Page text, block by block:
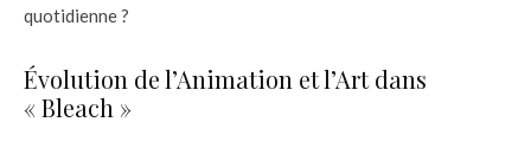
quotidienne ?
Évolution de l’Animation et l’Art dans
« Bleach »